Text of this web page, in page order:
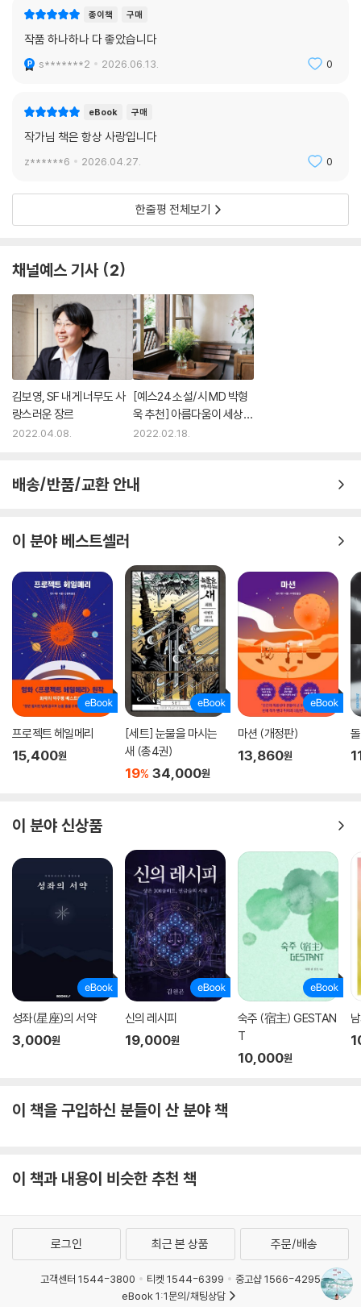
SF는 독자에게 경이로움을 안겨주는 장르라고 한다. 하지만 외계문명, 우
이제 그 자체로는 어떤 신선한 충격을 주지 않는다. 장르를 통해 너무 많이
는 동안 이들은 보수화되고 독자들은 이에 안주한다. 허버트 조지 웰스가
《우주전쟁》에서 호전적인 화성인을 등장시켰을 때 그것은 서구제국주의
하지만 지금도 그런가? 러브크래프트와 친구들이 절대적인 공포를 유발
하기 위해 만든 코스믹 호러의 설정이 지금도 같은 충격을 주는가? 모든 것
이를 우리가 사는 세계와 어떻게 연결시키는가.
김보영의 월드 빌딩은 익숙한 장르 공식을 답습하는 것도 아니고, 단순히
새로운 세계를 창조하는 것도 아니다. 그보다 개안의 과정에 가깝다고 해
야 할까. 모든 익숙한 것들은 그 여정을 통해 낯설어지고 성, 음악. 문명, 생
물학적 조건은 이를 통해 새로운 의미를 부여받는다. 그렇다. 세상은 원래
부터 기괴하고 무섭고 아름답고 당황스러웠다. 그동안 우리는 두꺼운 습관
의 담요를 뒤집어 쓰고 이를 무시하고 있었을 뿐이다. 그리고 김보영의 단
편들을 읽는 것은 그 담요를 은근슬쩍 떨구는 과정이다.
― 듀나, 소설가
김보영은 인간의 경험에 대해 장르를 바꾸는 시각을 제공한다. 김보영의
책은 레이 브래드버리와 어슐러 르 귄, 무라카미 하루키의 옆 선반에 놓일
― 〈퍼블리셔스 위클리〉
모든 소설에서 김보영의 시각적 상상력은 놀랍고, 캐릭터는 설득력 있게
한계 속에서 절박하며, 심지어 익숙한 아이디어들일지라도 고전적인 SF
와 판타지가 의도했던 대로 도발적이다.
― 〈로커스 매거진〉
놀랍고 매력적이다. 한국어 원문을 읽고 싶다.
― 〈굿리즈〉
작가의 말
일생 한 편만 써도 없는 것보다는 많다
이 책은 2002년에서 2009년 사이의 내 기록이다. 지금과는 결이 다른 글
를 다소 했는데, 주로 오류나 모순을 고치고 문장을 명확하게 전달하는 데
에 주력했다. 〈거울애〉, 〈땅 밑에〉, 〈마지막 늑대〉, 〈몽중몽〉은 내적 모순이
많다고 판단하여 여러 부분을 수정했다.
(……) 간혹 말했지만, 나는 스무 살 이전까지는 소설 쓰기 외에 다른 취미
가 없었고, 스무 살 이후로는 갑자기 단절된 것처럼 한 줄도 쓰지 못했다.
거기서 빠져나오지 못한 채로 시간만 허비하던 나는 ‘일생 한 편만 써도 없
는 것보다는 많다’는 생각으로, 10년이 걸리든 평생이 걸리든 한 편의 소설
을 완성하기로 마음먹었다. 내 첫 소설들은 그렇게 무식한 시간을 들여 썼
다. 출간할 수 없는 글을 쓰고 있다는 확신이 워낙 컸기에 오직 나 자신만을
만족시킬 소설을 쓰고자 했고, 그 소설들은 SF의 형태로 나왔다.
구지은은 십 대 시절 내 독자였고, 작가가 될 수 없다는 확신 속에서 방황하
라도 소설을 선물하겠다는 결심에서 내 집필이 새로 시작되었다. 한소영
씨는 내가 데뷔하기 전부터, 가장 처음 내 초고를 읽어주며 진심 어린 감상
세월이 지났지만 여전히 두 분께 감사한다. 두 분은 한 명의 독자가 한 명의
작가를 만들 수 있음을 알게 해주었다.
종이책 구매
작품 하나하나 다 좋았습니다
s*******2 2026.06.13. 0
eBook 구매
작가님 책은 항상 사랑입니다
z******6 2026.04.27. 0
한줄평 전체보기
채널예스 기사 2
김보영, SF 내게 너무도 사
랑스러운 장르
2022.04.08.
[예스24 소설/시 MD 박형
욱 추천] 아름다움이 세상을
구할 거예요
2022.02.18.
배송/반품/교환 안내
이 분야 베스트셀러
프로젝트 헤일메리
15,400원
[세트] 눈물을 마시는
새 (총4권)
19% 34,000원
마션 (개정판)
13,860원
이 분야 신상품
성좌(星座)의 서약
3,000원
신의 레시피
19,000원
숙주 (宿主) GESTAN
T
10,000원
이 책을 구입하신 분들이 산 분야 책
이 책과 내용이 비슷한 추천 책
로그인 최근 본 상품 주문/배송
고객센터 1544-3800 티켓 1544-6399
중고샵 1566-4295
eBook 1:1문의/채팅상담